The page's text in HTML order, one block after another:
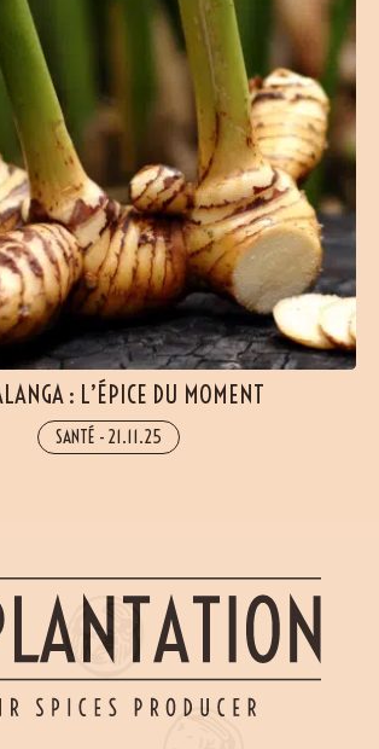
(22 avis)
: L’ÉPICE DU MOMENT
SANTÉ - 21.11.25